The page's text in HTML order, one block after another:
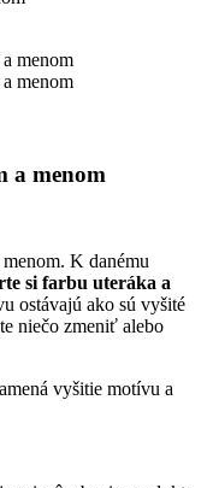
a menom
K danému
si farbu uteráka a
ostávajú ako sú vyšité
niečo zmeniť alebo
vyšitie motívu a